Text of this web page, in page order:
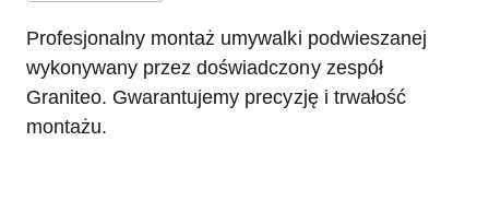
Profesjonalny montaż umywalki podwieszanej
wykonywany przez doświadczony zespół
Graniteo. Gwarantujemy precyzję i trwałość
montażu.